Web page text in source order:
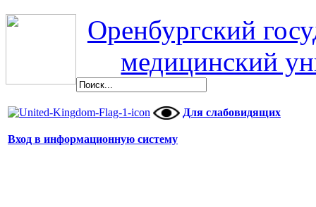
Оренбургский
медицинский
Для слабовидящих
Вход в информационную систему